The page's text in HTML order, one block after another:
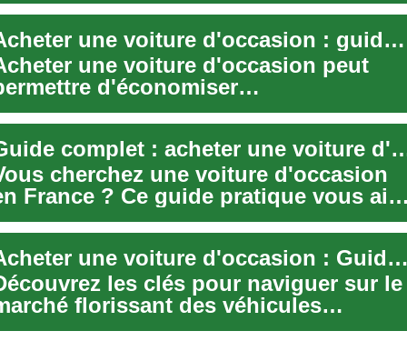
ess...
Acheter une voiture d'occasion : guide malin
une voiture d'occasion peut
d'économiser
par rapport au neuf, à
de bien...
Guide complet : acheter une
cherchez une voiture d'occasion
France ? Ce guide pratique vous aide
identifier un véhicule fiable,
Acheter une voiture d'occasion : Guide essentiel
les clés pour naviguer sur le
florissant des véhicules
De l'évaluation de l'état